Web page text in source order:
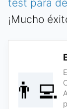
test para
¡Mucho
👨‍💻